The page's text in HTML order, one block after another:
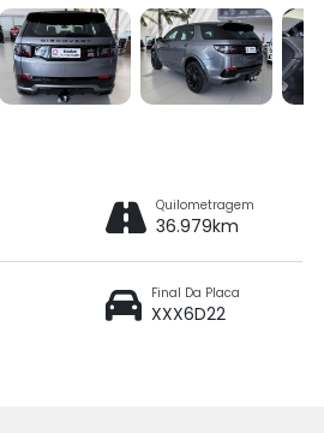
Quilometragem
36.979km
Final Da Placa
XXX6D22